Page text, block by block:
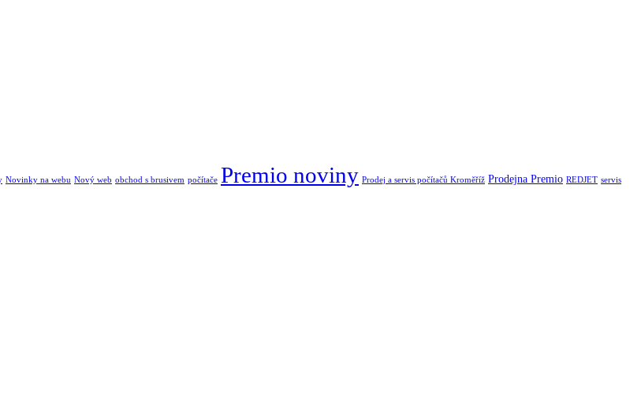
Novinky na webu Nový web obchod s brusivem počítače Premio noviny Prodej a servis počítačů Kroměříž Prodejna Premio REDJET servis